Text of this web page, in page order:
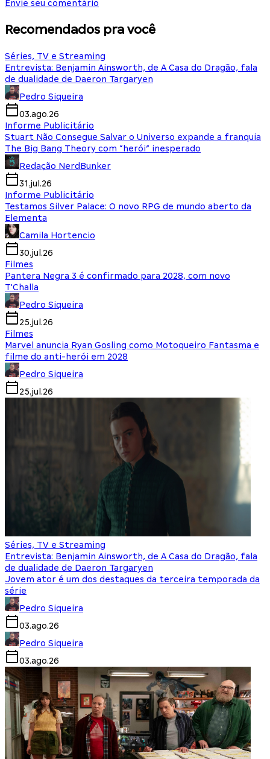
Envie seu comentário
Recomendados pra você
Séries, TV e Streaming
Entrevista: Benjamin Ainsworth, de A Casa do Dragão, fala
de dualidade de Daeron Targaryen
Pedro Siqueira
03.ago.26
Informe Publicitário
Stuart Não Consegue Salvar o Universo expande a franquia
The Big Bang Theory com “herói” inesperado
Redação NerdBunker
31.jul.26
Informe Publicitário
Testamos Silver Palace: O novo RPG de mundo aberto da
Elementa
Camila Hortencio
30.jul.26
Filmes
Pantera Negra 3 é confirmado para 2028, com novo
T'Challa
Pedro Siqueira
25.jul.26
Filmes
Marvel anuncia Ryan Gosling como Motoqueiro Fantasma e
filme do anti-herói em 2028
Pedro Siqueira
25.jul.26
Séries, TV e Streaming
Entrevista: Benjamin Ainsworth, de A Casa do Dragão, fala
de dualidade de Daeron Targaryen
Jovem ator é um dos destaques da terceira temporada da
série
Pedro Siqueira
03.ago.26
Pedro Siqueira
03.ago.26